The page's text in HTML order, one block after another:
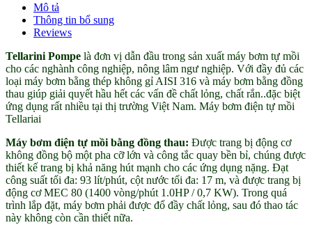
bơm
Tellarini
Vietnam
Mô tả
Thông tin bổ sung
Reviews
Tellarini Pompe là đơn vị dẫn đầu trong sản xuất máy bơm tự mồi
cho các nghành công nghiệp, nông lâm ngư nghiệp. Với đầy đủ các
loại máy bơm bằng thép không gỉ AISI 316 và máy bơm bằng đồng
thau giúp giải quyết hầu hết các vấn đề chất lỏng, chất rắn..đặc biệt
ứng dụng rất nhiều tại thị trường Việt Nam. Máy bơm điện tự mồi
Tellariai
Máy bơm điện tự mồi bằng đồng thau: Được trang bị động cơ
không đồng bộ một pha cỡ lớn và công tắc quay bền bỉ, chúng được
thiết kế trang bị khả năng hút mạnh cho các ứng dụng nặng. Đạt
công suất tối đa: 93 lít/phút, cột nước tối đa: 17 m, và được trang bị
động cơ MEC 80 (1400 vòng/phút 1.0HP / 0,7 KW). Trong quá
trình lắp đặt, máy bơm phải được đổ đầy chất lỏng, sau đó thao tác
này không còn cần thiết nữa.